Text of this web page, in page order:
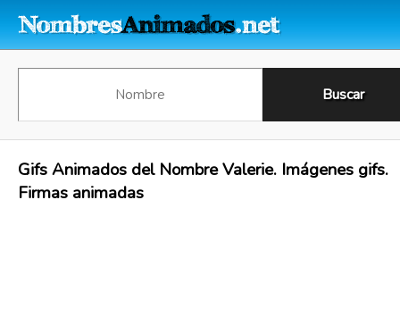
Gifs Animados del Nombre Valerie. Imágenes gifs.
Firmas animadas